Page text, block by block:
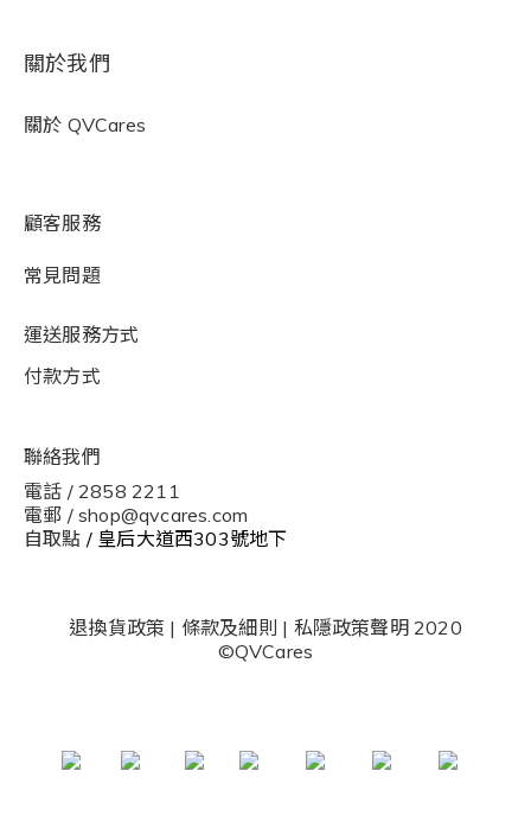
關於我們
關於 QVCares
顧客服務
常見問題
運送服務方式
付款方式
聯絡我們
電話 / 2858 2211
電郵 / shop@qvcares.com
自取點 / 皇后大道西303號地下
退換貨政策 | 條款及細則 | 私隱政策聲明2020
©QVCares